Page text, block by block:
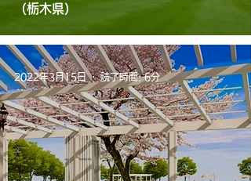
（栃木県）
2022年3月15日 読了時間: 6分